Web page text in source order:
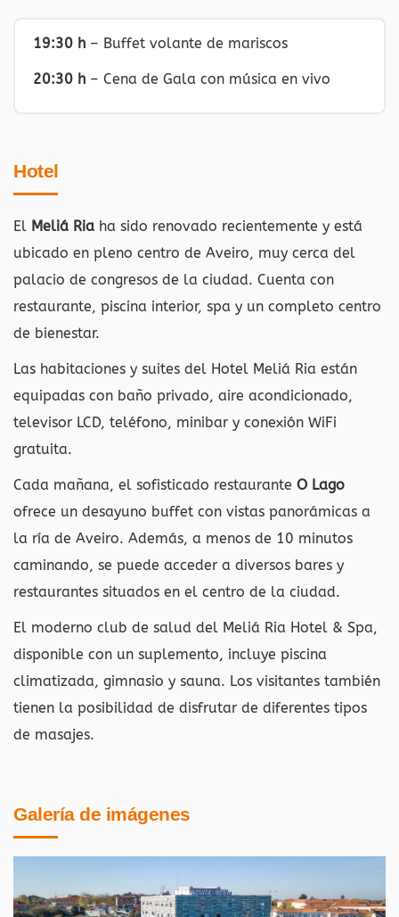
19:30 h – Buffet volante de mariscos
20:30 h – Cena de Gala con música en vivo
Hotel
El Meliá Ria ha sido renovado recientemente y está
ubicado en pleno centro de Aveiro, muy cerca del
palacio de congresos de la ciudad. Cuenta con
restaurante, piscina interior, spa y un completo centro
de bienestar.
Las habitaciones y suites del Hotel Meliá Ria están
equipadas con baño privado, aire acondicionado,
televisor LCD, teléfono, minibar y conexión WiFi
gratuita.
Cada mañana, el sofisticado restaurante O Lago
ofrece un desayuno buffet con vistas panorámicas a
la ría de Aveiro. Además, a menos de 10 minutos
caminando, se puede acceder a diversos bares y
restaurantes situados en el centro de la ciudad.
El moderno club de salud del Meliá Ria Hotel & Spa,
disponible con un suplemento, incluye piscina
climatizada, gimnasio y sauna. Los visitantes también
tienen la posibilidad de disfrutar de diferentes tipos
de masajes.
Galería de imágenes